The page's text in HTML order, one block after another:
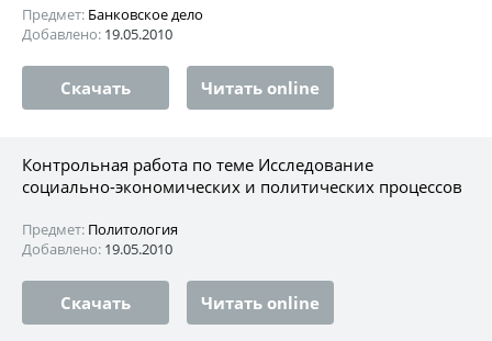
Предмет: Банковское дело
Добавлено: 19.05.2010
Скачать Читать online
Контрольная работа по теме Исследование
социально-экономических и политических процессов
Предмет: Политология
Добавлено: 19.05.2010
Скачать Читать online